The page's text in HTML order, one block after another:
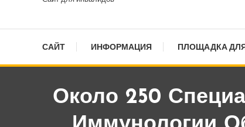
САЙТ ИНФОРМАЦИЯ ПЛОЩАДКА
Около 250